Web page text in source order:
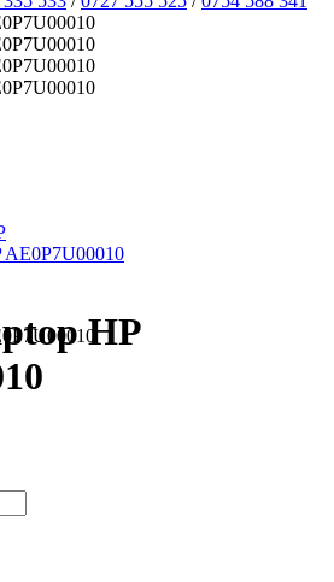
AE0P7U00010
HP